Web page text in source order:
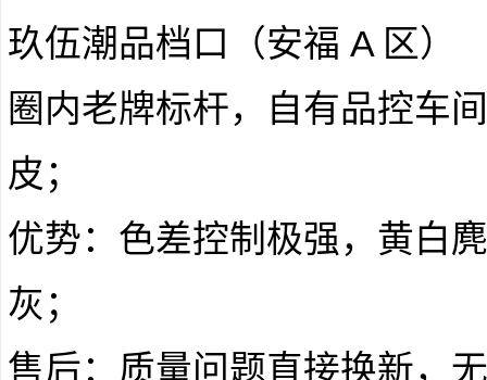
玖伍潮品档口（安福 A 区）
圈内老牌标杆，自有品控车
皮；
优势：色差控制极强，黄白
灰；
售后：质量问题直接换新，